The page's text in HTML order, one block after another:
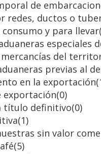
de
redes, ductos o
y para llevar
del
previas al
en la exportación
exportación(0)
título definitivo(0)
(1)
sin valor
(5)